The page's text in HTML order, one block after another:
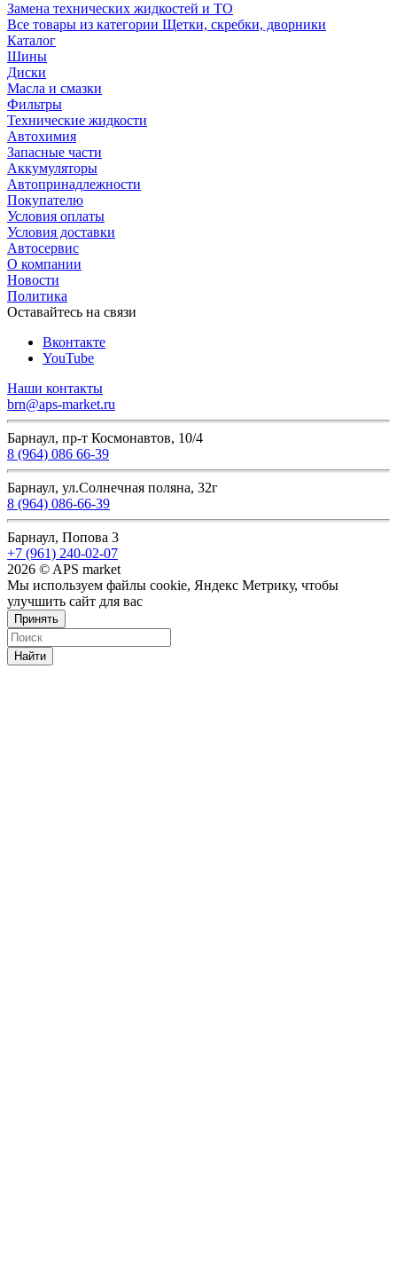
Замена технических жидкостей и ТО
Все товары из категории Щетки, скребки, дворники
Каталог
Шины
Диски
Масла и смазки
Фильтры
Технические жидкости
Автохимия
Запасные части
Аккумуляторы
Автопринадлежности
Покупателю
Условия оплаты
Условия доставки
Автосервис
О компании
Новости
Политика
Оставайтесь на связи
Вконтакте
YouTube
Наши контакты
brn@aps-market.ru
Барнаул, пр-т Космонавтов, 10/4
8 (964) 086 66-39
Барнаул, ул.Солнечная поляна, 32г
8 (964) 086-66-39
Барнаул, Попова 3
+7 (961) 240-02-07
2026 © APS market
Мы используем файлы cookie, Яндекс Метрику, чтобы
улучшить сайт для вас
Принять
Найти